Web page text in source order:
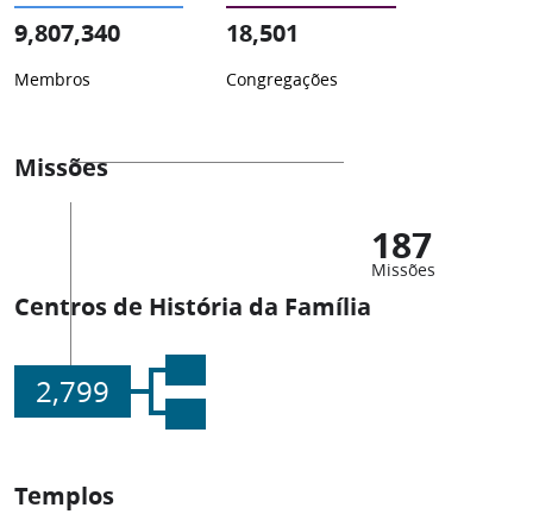
9,807,340
Membros
18,501
Congregações
Missões
187
Missões
Centros de História da Família
2,799
Templos